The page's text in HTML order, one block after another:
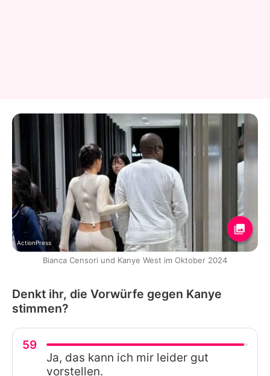
ActionPress
Bianca Censori und Kanye West im Oktober 2024
Denkt ihr, die Vorwürfe gegen Kanye
stimmen?
59
Ja, das kann ich mir leider gut
vorstellen.